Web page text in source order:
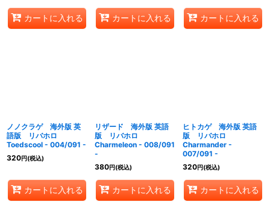
カートに入れる カートに入れる カートに入れる
ノノクラゲ 海外版 英
語版 リバホロ
Toedscool - 004/091 -
320円(税込)
カートに入れる
リザード 海外版 英語
版 リバホロ
Charmeleon - 008/091
-
380円(税込)
カートに入れる
ヒトカゲ 海外版 英語
版 リバホロ
Charmander -
007/091 -
320円(税込)
カートに入れる